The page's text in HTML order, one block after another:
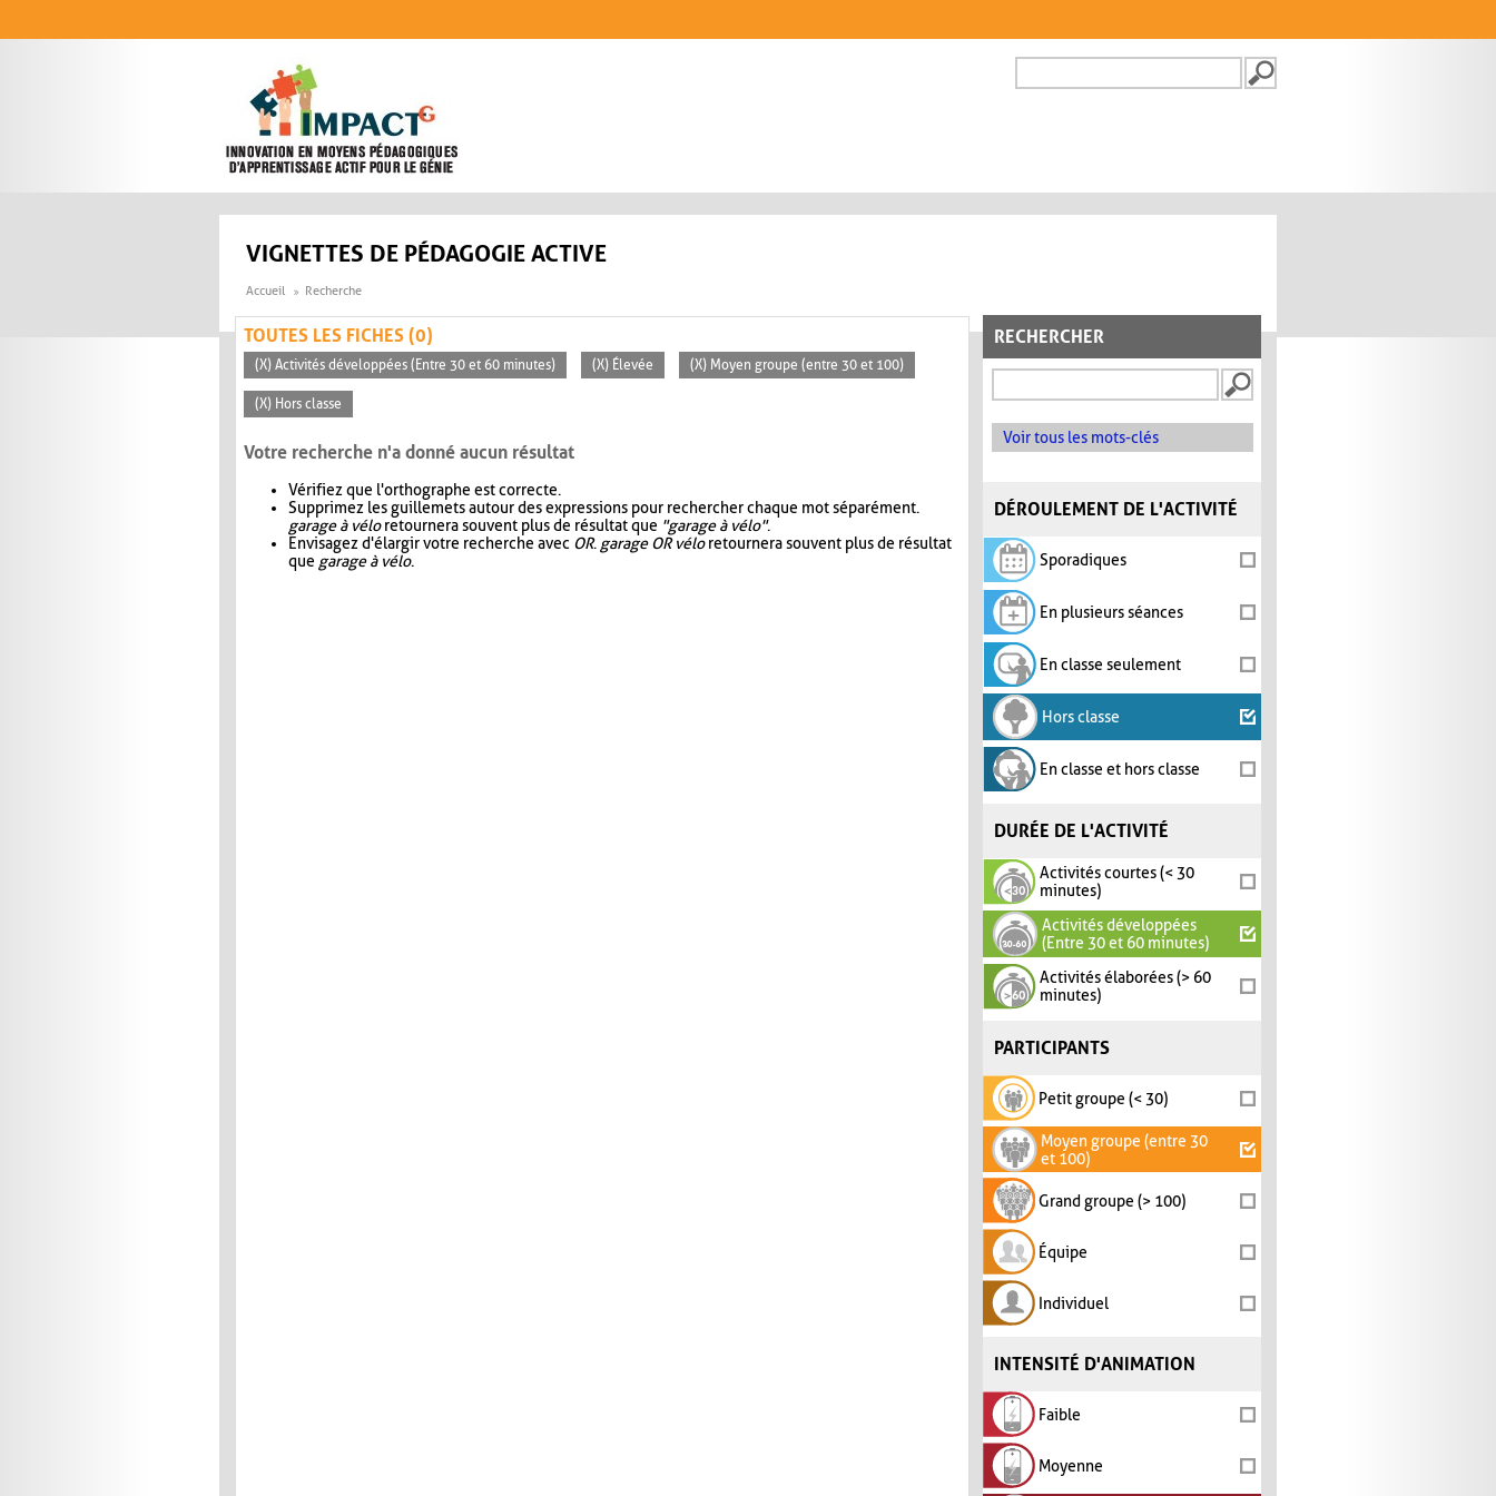
FORMULAIRE DE
VIGNETTES DE PÉDAGOGIE ACTIVE
Accueil Recherche
RECHERCHER
Voir tous les mots-clés
DÉROULEMENT DE L'ACTIVITÉ
Sporadiques
En plusieurs séances
En classe seulement
Hors classe
En classe et hors classe
DURÉE DE L'ACTIVITÉ
Activités courtes (< 30
minutes)
Activités développées
(Entre 30 et 60 minutes)
Activités élaborées (> 60
minutes)
PARTICIPANTS
Petit groupe (< 30)
Moyen groupe (entre 30
et 100)
Grand groupe (> 100)
Équipe
Individuel
INTENSITÉ D'ANIMATION
Faible
Moyenne
TOUTES LES FICHES (0)
(X) Activités développées (Entre 30 et 60 minutes) (X) Élevée (X) Moyen groupe (entre 30 et 100)
(X) Hors classe
Votre recherche n'a donné aucun résultat
Vérifiez que l'orthographe est correcte.
Supprimez les guillemets autour des expressions pour rechercher chaque mot séparément.
garage à véloretournera souvent plus de résultat que "garage à vélo".
Envisagez d'élargir votre recherche avec OR. garage OR véloretournera souvent plus de résultat
que garage à vélo.